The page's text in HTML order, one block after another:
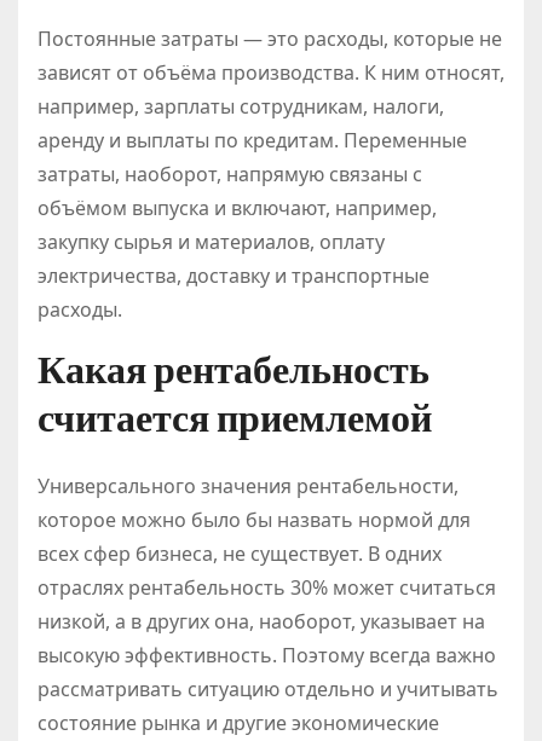
Постоянные затраты — это расходы, которые не
зависят от объёма производства. К ним относят,
например, зарплаты сотрудникам, налоги,
аренду и выплаты по кредитам. Переменные
затраты, наоборот, напрямую связаны с
объёмом выпуска и включают, например,
закупку сырья и материалов, оплату
электричества, доставку и транспортные
расходы.
Какая рентабельность
считается приемлемой
Универсального значения рентабельности,
которое можно было бы назвать нормой для
всех сфер бизнеса, не существует. В одних
отраслях рентабельность 30% может считаться
низкой, а в других она, наоборот, указывает на
высокую эффективность. Поэтому всегда важно
рассматривать ситуацию отдельно и учитывать
состояние рынка и другие экономические